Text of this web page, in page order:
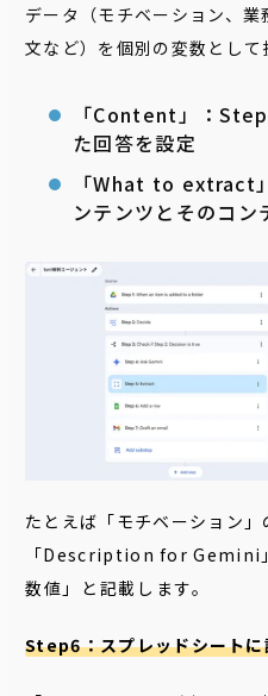
データ（モチベーション、
文など）を個別の変数として
「Content」：
た回答を設定
「What to extract
ンテンツとそのコン
たとえば「モチベーション
「Description for Gemini
数値」と記載します。
Step6：スプレッドシートに